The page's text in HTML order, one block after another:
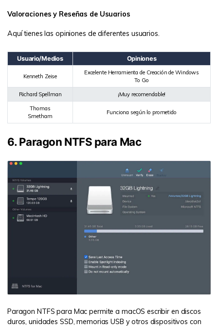
Valoraciones y Reseñas de Usuarios
Aquí tienes las opiniones de diferentes usuarios.
Usuario/Medios Opiniones
Kenneth Zeise
Excelente Herramienta de Creación de Windows
To Go
Richard Spellman ¡Muy recomendable!
Thomas
Smetham
Funciona según lo prometido
6. Paragon NTFS para Mac
Paragon NTFS para Mac permite a macOS escribir en discos
duros, unidades SSD, memorias USB y otros dispositivos con